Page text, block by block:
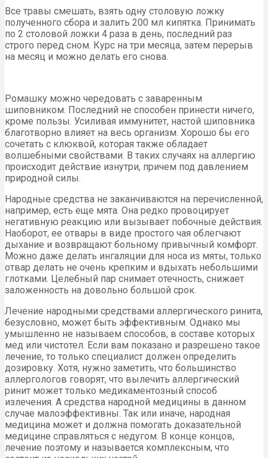
Все травы смешать, взять одну столовую ложку
полученного сбора и залить 200 мл кипятка. Принимать
по 2 столовой ложки 4 раза в день, последний раз
строго перед сном. Курс на три месяца, затем перерыв
на месяц и можно делать его снова.
Ромашку можно чередовать с заваренным
шиповником. Последний не способен принести ничего,
кроме пользы. Усиливая иммунитет, настой шиповника
благотворно влияет на весь организм. Хорошо бы его
сочетать с клюквой, которая также обладает
волшебными свойствами. В таких случаях на аллергию
происходит действие изнутри, причем под давлением
природной силы.
Народные средства не заканчиваются на перечисленной,
например, есть еще мята. Она редко провоцирует
негативную реакцию или вызывает побочные действия.
Наоборот, ее отвары в виде простого чая облегчают
дыхание и возвращают больному привычный комфорт.
Можно даже делать ингаляции для носа из мяты, только
отвар делать не очень крепким и вдыхать небольшими
глотками. Целебный пар снимает отечность, снижает
заложенность на довольно большой срок.
Лечение народными средствами аллергического ринита,
безусловно, может быть эффективным. Однако мы
умышленно не называем способов, в составе которых
мед или чистотел. Если вам показано и разрешено такое
лечение, то только специалист должен определить
дозировку. Хотя, нужно заметить, что большинство
аллергологов говорят, что вылечить аллергический
ринит может только медикаментозный способ
излечения. А средства народной медицины в данном
случае малоэффективны. Так или иначе, народная
медицина может и должна помогать доказательной
медицине справляться с недугом. В конце концов,
лечение поэтому и называется комплексным, что